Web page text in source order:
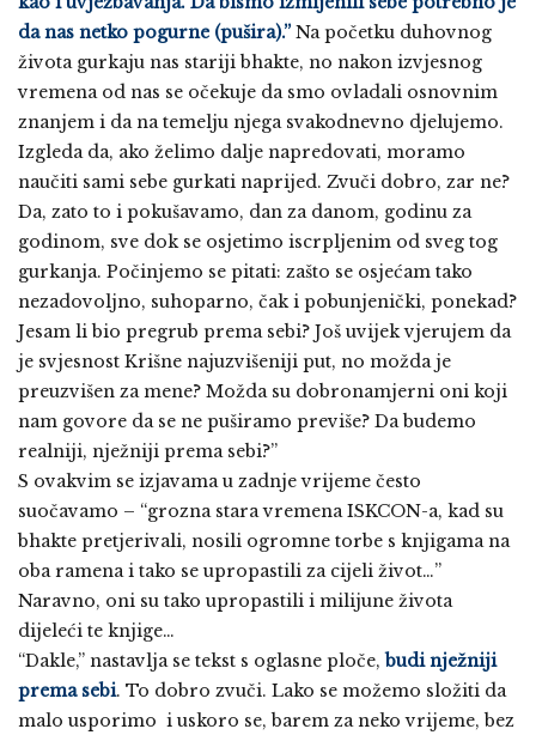
da nas netko pogurne (pušira).” Na početku duhovnog
života gurkaju nas stariji bhakte, no nakon izvjesnog
vremena od nas se očekuje da smo ovladali osnovnim
znanjem i da na temelju njega svakodnevno djelujemo.
Izgleda da, ako želimo dalje napredovati, moramo
naučiti sami sebe gurkati naprijed. Zvuči dobro, zar ne?
Da, zato to i pokušavamo, dan za danom, godinu za
godinom, sve dok se osjetimo iscrpljenim od sveg tog
gurkanja. Počinjemo se pitati: zašto se osjećam tako
nezadovoljno, suhoparno, čak i pobunjenički, ponekad?
Jesam li bio pregrub prema sebi? Još uvijek vjerujem da
je svjesnost Krišne najuzvišeniji put, no možda je
preuzvišen za mene? Možda su dobronamjerni oni koji
nam govore da se ne puširamo previše? Da budemo
realniji, nježniji prema sebi?”
S ovakvim se izjavama u zadnje vrijeme često
suočavamo – “grozna stara vremena ISKCON-a, kad su
bhakte pretjerivali, nosili ogromne torbe s knjigama na
oba ramena i tako se upropastili za cijeli život…”
Naravno, oni su tako upropastili i milijune života
dijeleći te knjige…
“Dakle,” nastavlja se tekst s oglasne ploče, budi nježniji
prema sebi. To dobro zvuči. Lako se možemo složiti da
malo usporimo i uskoro se, barem za neko vrijeme, bez